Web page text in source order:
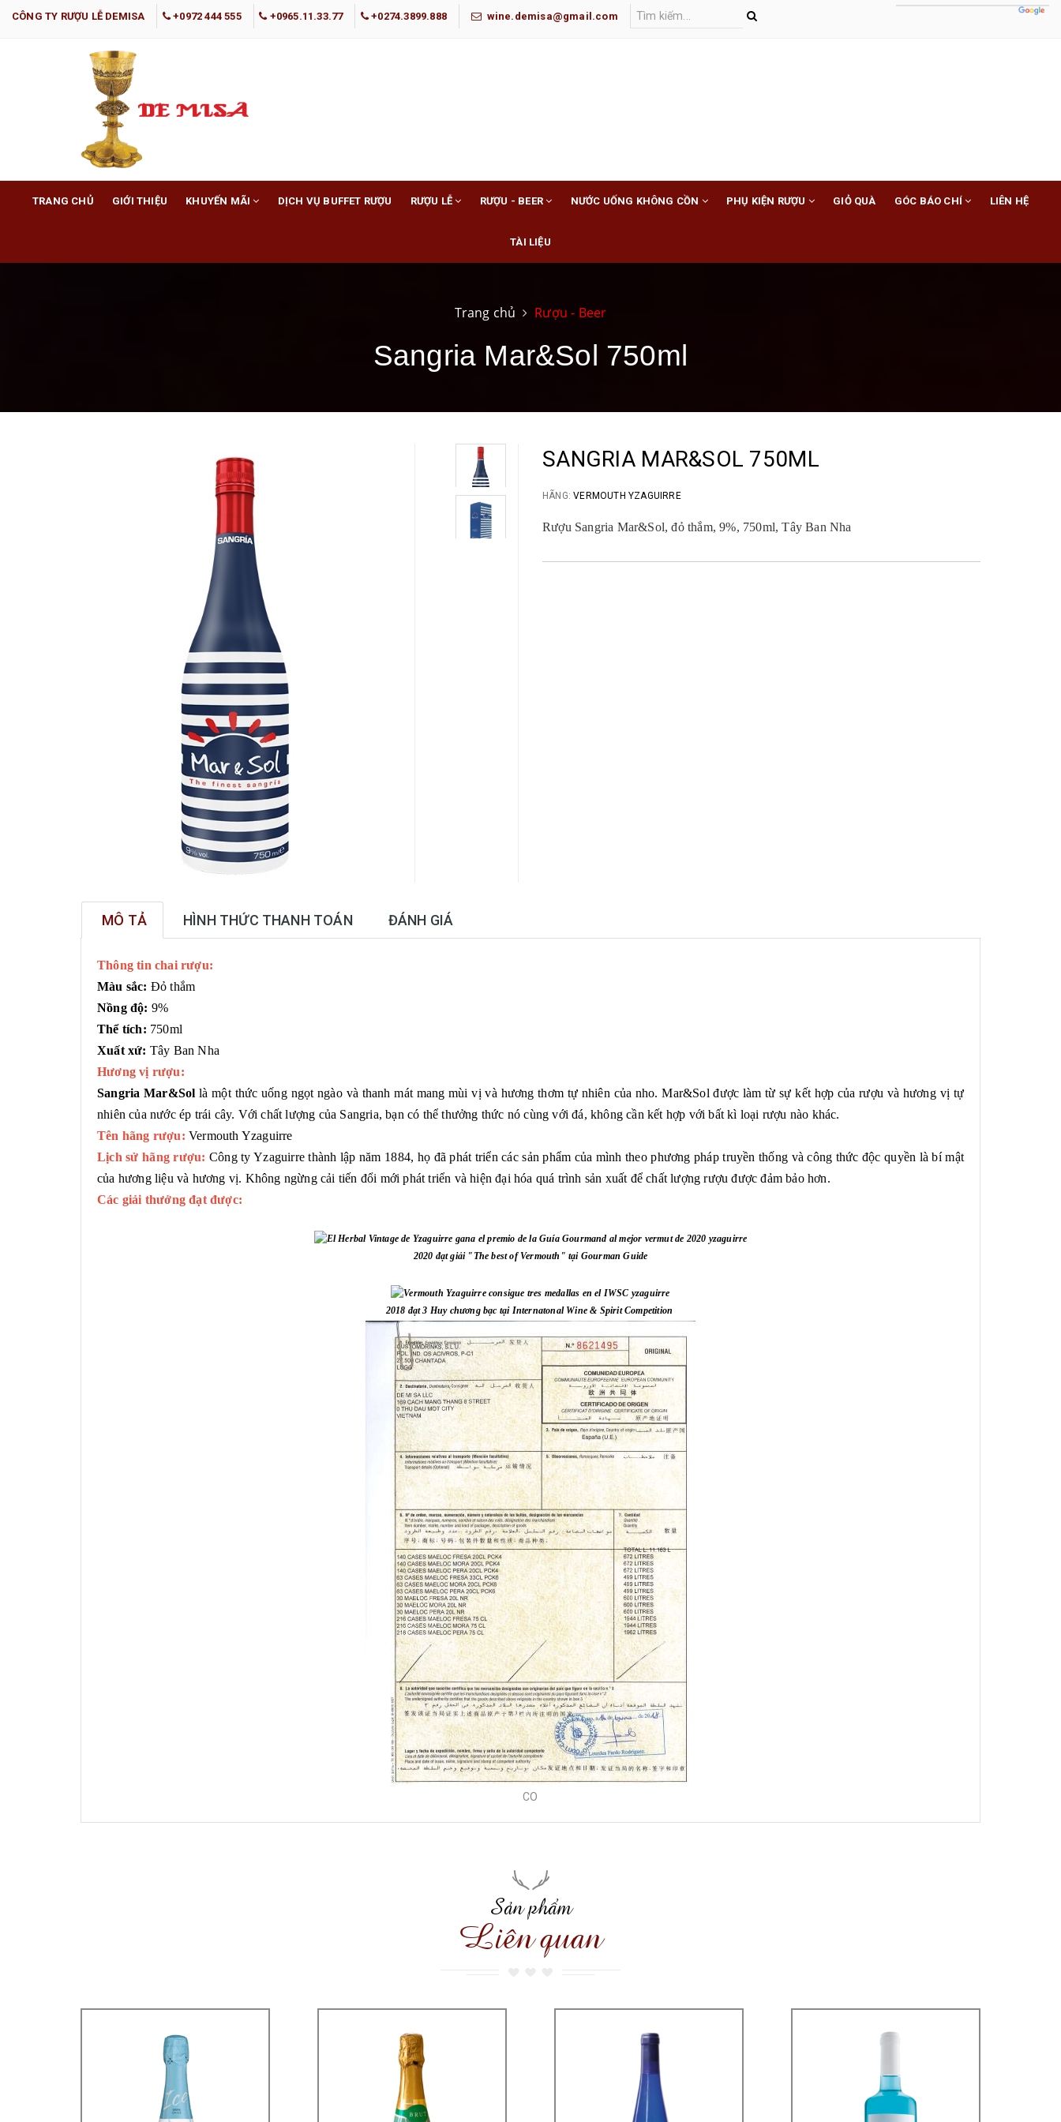
CÔNG TY RƯỢU LỄ DEMISA +0972 444 555 +0965.11.33.77 +0274.3899.888 wine.demisa@gmail.com
TRANG CHỦ GIỚI THIỆU KHUYẾN MÃI DỊCH VỤ BUFFET RƯỢU RƯỢU LỄ RƯỢU - BEER NƯỚC UỐNG KHÔNG CỒN PHỤ KIỆN RƯỢU GIỎ QUÀ GÓC BÁO CHÍ LIÊN HỆ
TÀI LIỆU
Trang chủ Rượu - Beer
Sangria Mar&Sol 750ml
SANGRIA MAR&SOL 750ML
HÃNG:VERMOUTH YZAGUIRRE
Rượu Sangria Mar&Sol, đỏ thắm, 9%, 750ml, Tây Ban Nha
MÔ TẢ HÌNH THỨC THANH TOÁN ĐÁNH GIÁ
Thông tin chai rượu:
Màu sắc: Đỏ thắm
Nồng độ: 9%
Thể tích: 750ml
Xuất xứ: Tây Ban Nha
Hương vị rượu:
Sangria Mar&Sollà một thức uống ngọt ngào và thanh mát mang mùi vị và hương thơm tự nhiên của nho. Mar&Sol được làm từ sự kết hợp của rượu và hương vị tự
nhiên của nước ép trái cây. Với chất lượng của Sangria, bạn có thể thưởng thức nó cùng với đá, không cần kết hợp với bất kì loại rượu nào khác.
Tên hãng rượu: Vermouth Yzaguirre
Lịch sử hãng rượu: Công ty Yzaguirre thành lập năm 1884, họ đã phát triển các sản phẩm của mình theo phương pháp truyền thống và công thức độc quyền là bí mật
của hương liệu và hương vị. Không ngừng cải tiến đổi mới phát triển và hiện đại hóa quá trình sản xuất để chất lượng rượu được đảm bảo hơn.
Các giải thưởng đạt được:
2020 đạt giải "The best of Vermouth" tại Gourman Guide
2018 đạt 3 Huy chương bạc tại Internatonal Wine & Spirit Competition
CO
Sản phẩm
Liên quan